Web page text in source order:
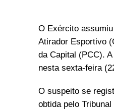
O Exército
Atirador Esportivo
da Capital (PCC).
nesta sexta-feira
O suspeito se
obtida pelo